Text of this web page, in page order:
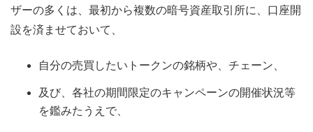
ザーの多くは、最初から複数の暗号資産取引所に、口座開
設を済ませておいて、
自分の売買したいトークンの銘柄や、チェーン、
及び、各社の期間限定のキャンペーンの開催状況等
を鑑みたうえで、